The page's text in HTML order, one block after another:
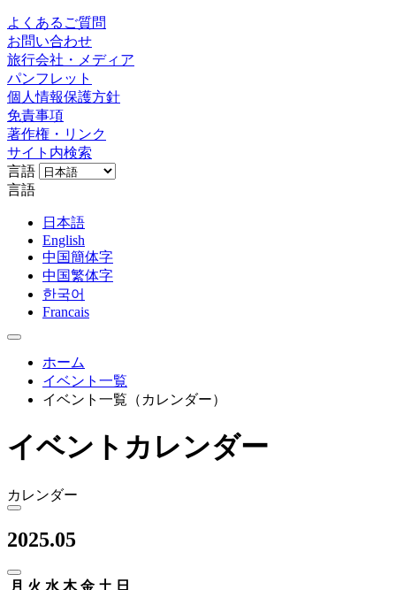
よくあるご質問
お問い合わせ
旅行会社・メディア
パンフレット
個人情報保護方針
免責事項
著作権・リンク
サイト内検索
言語
言語
日本語
English
中国簡体字
中国繁体字
한국어
Francais
ホーム
イベント一覧
イベント一覧（カレンダー）
イベントカレンダー
カレンダー
2025.05
月 火 水 木 金 土 日